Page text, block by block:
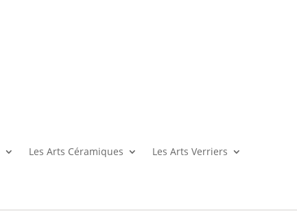
Les Arts Céramiques Les Arts Verriers